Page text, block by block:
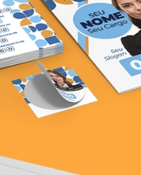
Fechamento de